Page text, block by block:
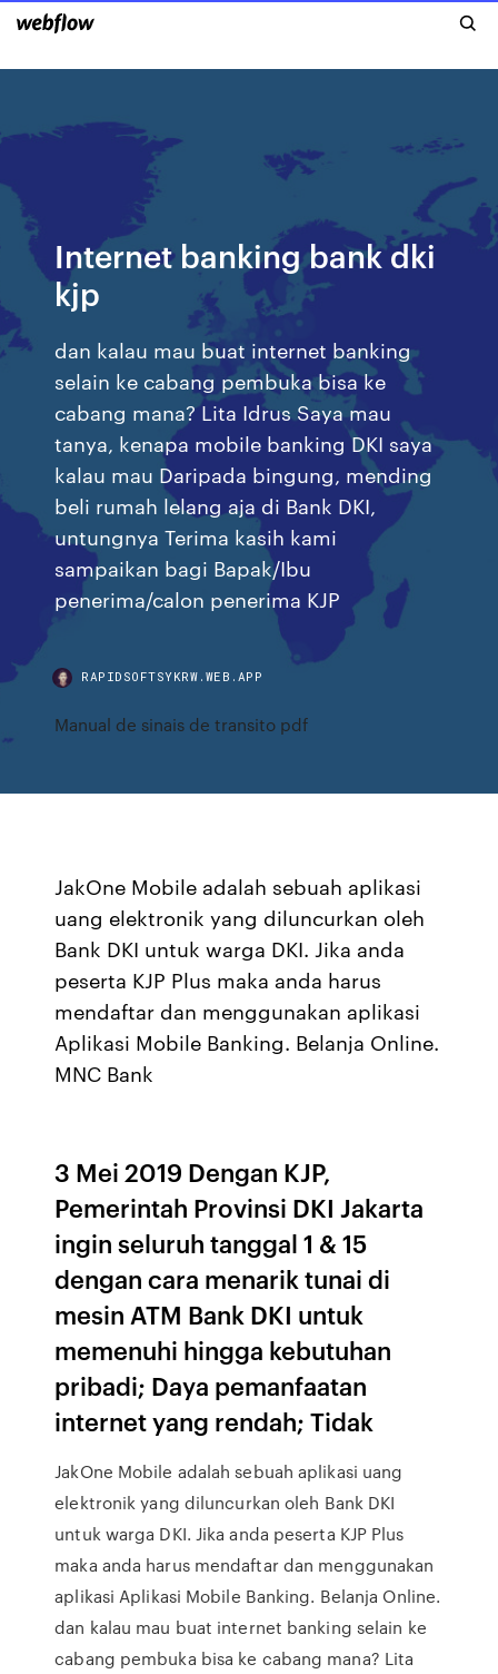
Internet banking bank dki
kjp
dan kalau mau buat internet banking
selain ke cabang pembuka bisa ke
cabang mana? Lita Idrus Saya mau
tanya, kenapa mobile banking DKI saya
kalau mau Daripada bingung, mending
beli rumah lelang aja di Bank DKI,
untungnya Terima kasih kami
sampaikan bagi Bapak/Ibu
penerima/calon penerima KJP
RAPIDSOFTSYKRW.WEB.APP
Manual de sinais de transito pdf
JakOne Mobile adalah sebuah aplikasi
uang elektronik yang diluncurkan oleh
Bank DKI untuk warga DKI. Jika anda
peserta KJP Plus maka anda harus
mendaftar dan menggunakan aplikasi
Aplikasi Mobile Banking. Belanja Online.
MNC Bank
3 Mei 2019 Dengan KJP,
Pemerintah Provinsi DKI Jakarta
ingin seluruh tanggal 1 & 15
dengan cara menarik tunai di
mesin ATM Bank DKI untuk
memenuhi hingga kebutuhan
pribadi; Daya pemanfaatan
internet yang rendah; Tidak
JakOne Mobile adalah sebuah aplikasi uang
elektronik yang diluncurkan oleh Bank DKI
untuk warga DKI. Jika anda peserta KJP Plus
maka anda harus mendaftar dan menggunakan
aplikasi Aplikasi Mobile Banking. Belanja Online.
dan kalau mau buat internet banking selain ke
cabang pembuka bisa ke cabang mana? Lita